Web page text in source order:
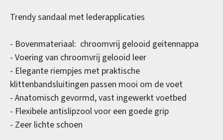
Trendy sandaal met lederapplicaties
- Bovenmateriaal: chroomvrij gelooid geitennappa
- Voering van chroomvrij gelooid leer
- Elegante riempjes met praktische
klittenbandsluitingen passen mooi om de voet
- Anatomisch gevormd, vast ingewerkt voetbed
- Flexibele antislipzool voor een goede grip
- Zeer lichte schoen